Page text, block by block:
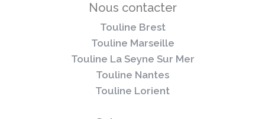
Nous contacter
Touline Brest
Touline Marseille
Touline La Seyne Sur Mer
Touline Nantes
Touline Lorient